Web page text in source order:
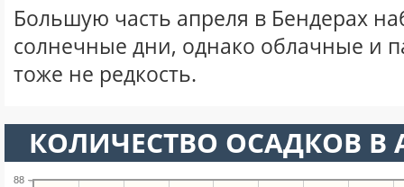
Большую часть апреля в Бендерах
солнечные дни, однако облачные и
тоже не редкость.
КОЛИЧЕСТВО ОСАДКОВ В
88